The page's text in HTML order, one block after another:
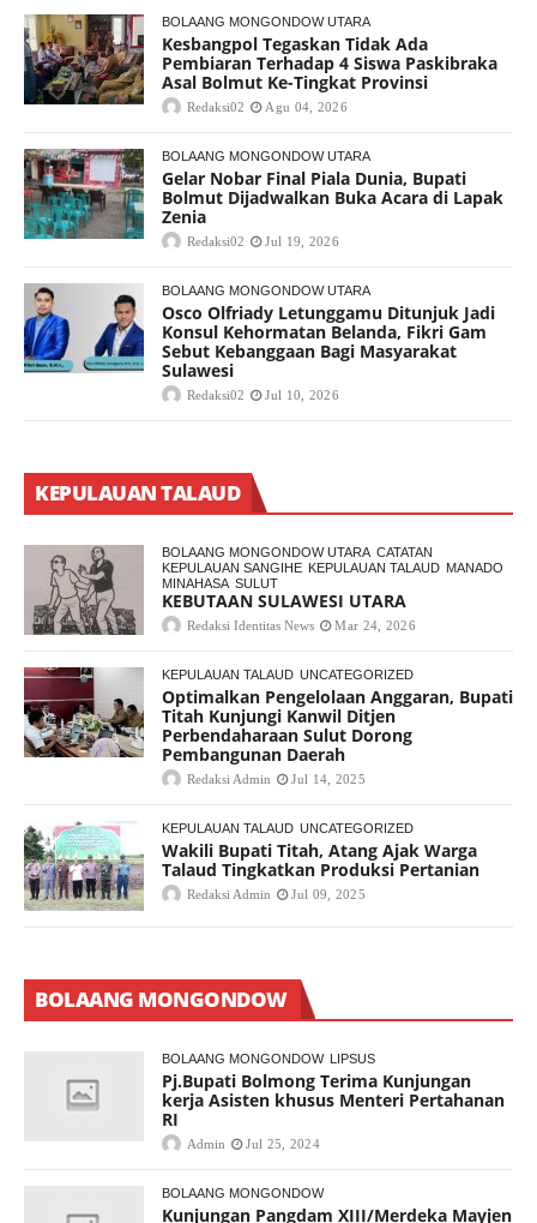
BOLAANG MONGONDOW UTARA
Kesbangpol Tegaskan Tidak Ada
Pembiaran Terhadap 4 Siswa Paskibraka
Asal Bolmut Ke-Tingkat Provinsi
Redaksi02 Agu 04, 2026
BOLAANG MONGONDOW UTARA
Gelar Nobar Final Piala Dunia, Bupati
Bolmut Dijadwalkan Buka Acara di Lapak
Zenia
Redaksi02 Jul 19, 2026
BOLAANG MONGONDOW UTARA
Osco Olfriady Letunggamu Ditunjuk Jadi
Konsul Kehormatan Belanda, Fikri Gam
Sebut Kebanggaan Bagi Masyarakat
Sulawesi
Redaksi02 Jul 10, 2026
KEPULAUAN TALAUD
BOLAANG MONGONDOW UTARA CATATAN
KEPULAUAN SANGIHE KEPULAUAN TALAUD MANADO
MINAHASA SULUT
KEBUTAAN SULAWESI UTARA
Redaksi Identitas News Mar 24, 2026
KEPULAUAN TALAUD UNCATEGORIZED
Optimalkan Pengelolaan Anggaran, Bupati
Titah Kunjungi Kanwil Ditjen
Perbendaharaan Sulut Dorong
Pembangunan Daerah
Redaksi Admin Jul 14, 2025
KEPULAUAN TALAUD UNCATEGORIZED
Wakili Bupati Titah, Atang Ajak Warga
Talaud Tingkatkan Produksi Pertanian
Redaksi Admin Jul 09, 2025
BOLAANG MONGONDOW
BOLAANG MONGONDOW LIPSUS
Pj.Bupati Bolmong Terima Kunjungan
kerja Asisten khusus Menteri Pertahanan
RI
Admin Jul 25, 2024
BOLAANG MONGONDOW
Kunjungan Pangdam XIII/Merdeka Mayjen